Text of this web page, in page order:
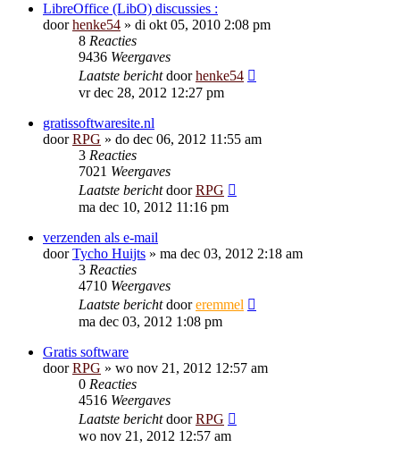
LibreOffice (LibO) discussies :
doorhenke54 » di okt 05, 2010 2:08 pm
8 Reacties
9436 Weergaves
Laatste berichtdoorhenke54
vr dec 28, 2012 12:27 pm
gratissoftwaresite.nl
doorRPG » do dec 06, 2012 11:55 am
3 Reacties
7021 Weergaves
Laatste berichtdoorRPG
ma dec 10, 2012 11:16 pm
verzenden als e-mail
doorTycho Huijts » ma dec 03, 2012 2:18 am
3 Reacties
4710 Weergaves
Laatste berichtdooreremmel
ma dec 03, 2012 1:08 pm
Gratis software
doorRPG » wo nov 21, 2012 12:57 am
0 Reacties
4516 Weergaves
Laatste berichtdoorRPG
wo nov 21, 2012 12:57 am